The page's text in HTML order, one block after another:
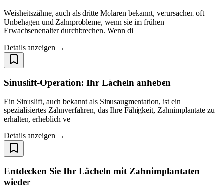
Weisheitszähne, auch als dritte Molaren bekannt, verursachen oft
Unbehagen und Zahnprobleme, wenn sie im frühen
Erwachsenenalter durchbrechen. Wenn di
Details anzeigen →
Sinuslift-Operation: Ihr Lächeln anheben
Ein Sinuslift, auch bekannt als Sinusaugmentation, ist ein
spezialisiertes Zahnverfahren, das Ihre Fähigkeit, Zahnimplantate zu
erhalten, erheblich ve
Details anzeigen →
Entdecken Sie Ihr Lächeln mit Zahnimplantaten
wieder